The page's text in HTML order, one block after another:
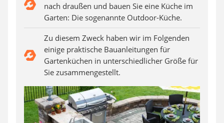
nach draußen und bauen Sie eine Küche im
Garten: Die sogenannte Outdoor-Küche.
Zu diesem Zweck haben wir im Folgenden
einige praktische Bauanleitungen für
Gartenküchen in unterschiedlicher Größe für
Sie zusammengestellt.